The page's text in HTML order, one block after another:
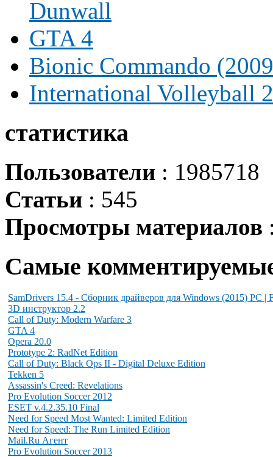
Dunwall
GTA 4
Bionic Commando
International Volleyball
статистика
Пользователи : 1985718
Статьи : 545
Просмотры материалов
Самые
SamDrivers 15.4 - Сборник драйверов для Windows (2015) PC |
3D инструктор 2.2
Call of Duty: Modern Warfare 3
GTA 4
Opera 20.0
Prototype 2: RadNet Edition
Call of Duty: Black Ops II - Digital Deluxe Edition
Tekken 5
Assassin's Creed: Revelations
Pro Evolution Soccer 2012
ESET v.4.2.35.10 Final
Need for Speed Most Wanted: Limited Edition
Need for Speed: The Run Limited Edition
Mail.Ru Агент
Pro Evolution Soccer 2013